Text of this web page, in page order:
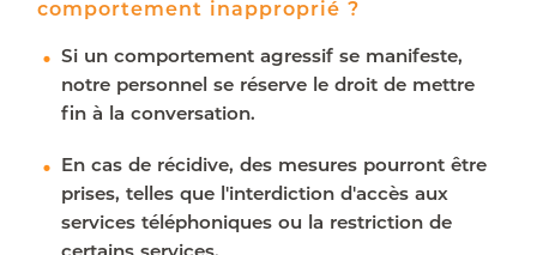
comportement inapproprié ?
Si un comportement agressif se manifeste,
notre personnel se réserve le droit de mettre
fin à la conversation.
En cas de récidive, des mesures pourront être
prises, telles que l'interdiction d'accès aux
services téléphoniques ou la restriction de